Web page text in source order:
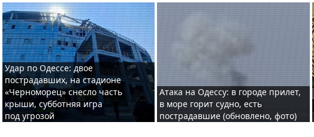
Удар по Одессе: двое
пострадавших, на стадионе
«Черноморец» снесло часть
крыши, субботняя игра
под угрозой
Атака на Одессу: в городе прилет,
в море горит судно, есть
пострадавшие (обновлено, фото)